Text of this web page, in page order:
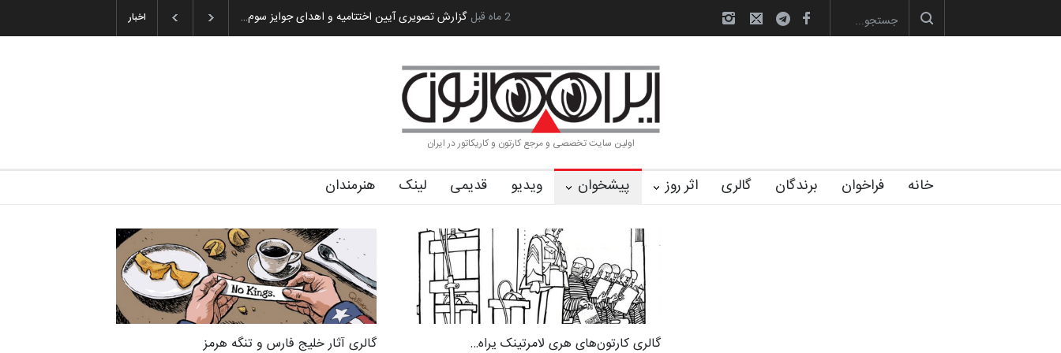
اخبار به یاد اردوغان باشول (۱۹۳۶–۲۰۲۶) رویداد کارگاهی کارتون و پوستر «ایران سربلند»… آغاز دوره‌های تخصصی فصل تابستان 1405 خانه کا… آیین اختتامیه و اهدای جوایز سوم… 2 ماه قبل
اولین سایت تخصصی و مرجع کارتون و کاریکاتور در ایران
خانه فراخوان برندگان گالری اثر روز پیشخوان ویدیو قدیمی لینک هنرمندان
گالری آثار خلیج فارس و تنگه هرمز گالری کارتون‌های هری لامرتینک یراه…